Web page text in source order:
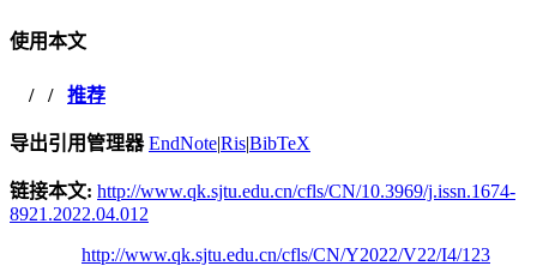
使用本文
/ / 推荐
导出引用管理器 EndNote|Ris|BibTeX
链接本文: http://www.qk.sjtu.edu.cn/cfls/CN/10.3969/j.issn.1674-
8921.2022.04.012
http://www.qk.sjtu.edu.cn/cfls/CN/Y2022/V22/I4/123